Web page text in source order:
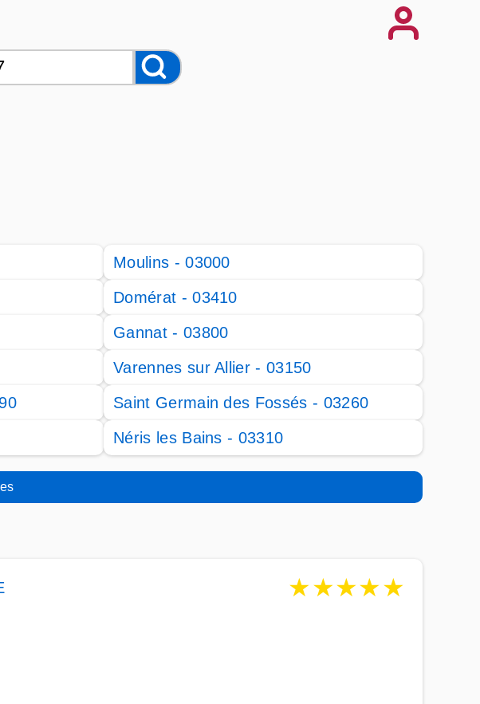
Moulins - 03000
Domérat - 03410
Gannat - 03800
Varennes sur Allier - 03150
Saint Germain des Fossés - 03260
Néris les Bains - 03310
★★★★★